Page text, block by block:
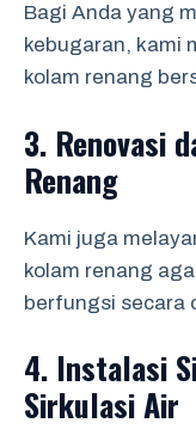
Bagi Anda yang
kebugaran, kami
kolam renang
3. Renovasi
Renang
Kami juga
kolam renang
berfungsi secara
4. Instalasi
Sirkulasi Air